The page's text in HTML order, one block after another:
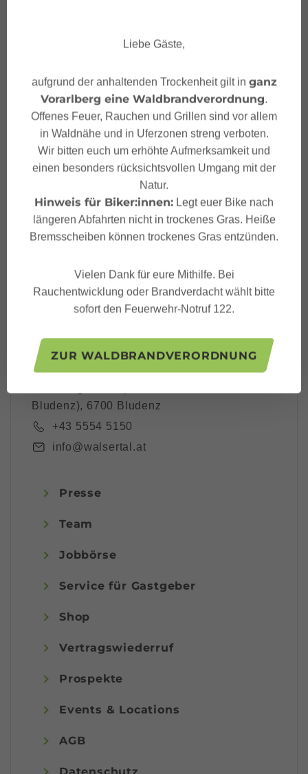
Dein Großes Walsertal
Newsletter
Ich akzeptiere dieDatenschutzbestimmungen
Großes Walsertal Tourismus
Bludenz), 6700 Bludenz
+43 5554 5150
info@walsertal.at
Presse
Team
Jobbörse
Service für Gastgeber
Shop
Vertragswiederruf
Prospekte
Events & Locations
AGB
Liebe Gäste,
aufgrund der anhaltenden Trockenheit gilt in ganz
Vorarlberg eine Waldbrandverordnung.
Offenes Feuer, Rauchen und Grillen sind vor allem
in Waldnähe und in Uferzonen streng verboten.
Wir bitten euch um erhöhte Aufmerksamkeit und
einen besonders rücksichtsvollen Umgang mit der
Natur.
Hinweis für Biker:innen: Legt euer Bike nach
längeren Abfahrten nicht in trockenes Gras. Heiße
Bremsscheiben können trockenes Gras entzünden.
Vielen Dank für eure Mithilfe. Bei
Rauchentwicklung oder Brandverdacht wählt bitte
sofort den Feuerwehr-Notruf 122.
ZUR WALDBRANDVERORDNUNG